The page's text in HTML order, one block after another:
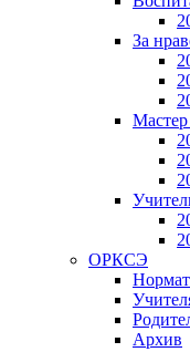
За
Мастер
ОРКСЭ
Архив